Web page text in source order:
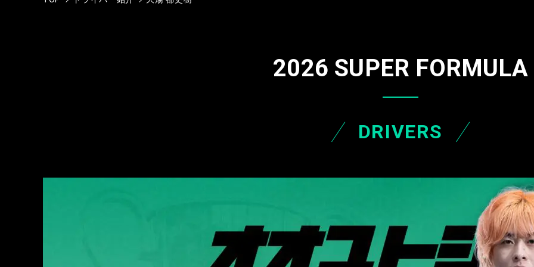
2026 SUPER FORMULA
DRIVERS